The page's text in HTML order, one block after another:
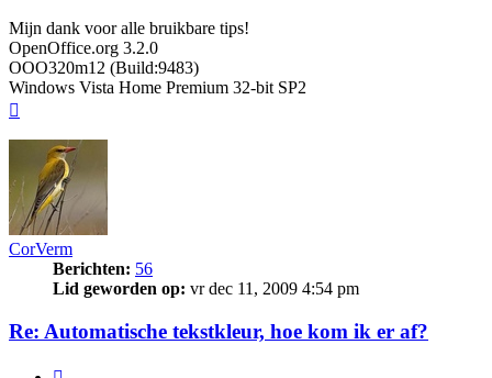
Mijn dank voor alle bruikbare tips!
OpenOffice.org 3.2.0
OOO320m12 (Build:9483)
Windows Vista Home Premium 32-bit SP2
CorVerm
Berichten: 56
Lid geworden op: vr dec 11, 2009 4:54 pm
Re: Automatische tekstkleur, hoe kom ik er af?